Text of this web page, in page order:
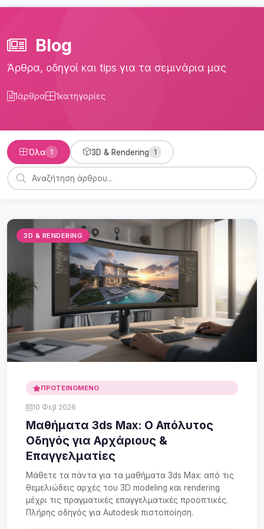
Blog
Άρθρα, οδηγοί και tips για τα σεμινάρια μας
1άρθρα 1κατηγορίες
Όλα 1 3D & Rendering 1
3D & RENDERING
ΠΡΟΤΕΙΝΌΜΕΝΟ
10 Φεβ 2026
Μαθήματα 3ds Max: Ο Απόλυτος
Οδηγός για Αρχάριους &
Επαγγελματίες
Μάθετε τα πάντα για τα μαθήματα 3ds Max: από τις
θεμελιώδεις αρχές του 3D modeling και rendering
μέχρι τις πραγματικές επαγγελματικές προοπτικές.
Πλήρης οδηγός για Autodesk πιστοποίηση.